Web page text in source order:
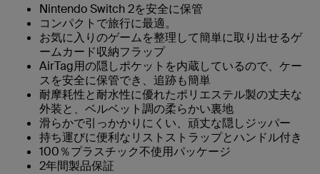
Nintendo Switch 2を安全に保管
コンパクトで旅行に最適。
お気に入りのゲームを整理して簡単に取り出せるゲ
ームカード収納フラップ
AirTag用の隠しポケットを内蔵しているので、ケー
スを安全に保管でき、追跡も簡単
耐摩耗性と耐水性に優れたポリエステル製の丈夫な
外装と、ベルベット調の柔らかい裏地
滑らかで引っかかりにくい、頑丈な隠しジッパー
持ち運びに便利なリストストラップとハンドル付き
100％プラスチック不使用パッケージ
2年間製品保証